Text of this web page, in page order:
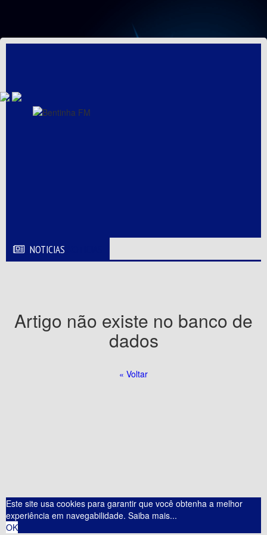
NOTICIAS
Artigo não existe no banco de
dados
« Voltar
Este site usa cookies para garantir que você obtenha a melhor
experiência em navegabilidade. Saiba mais...
OK